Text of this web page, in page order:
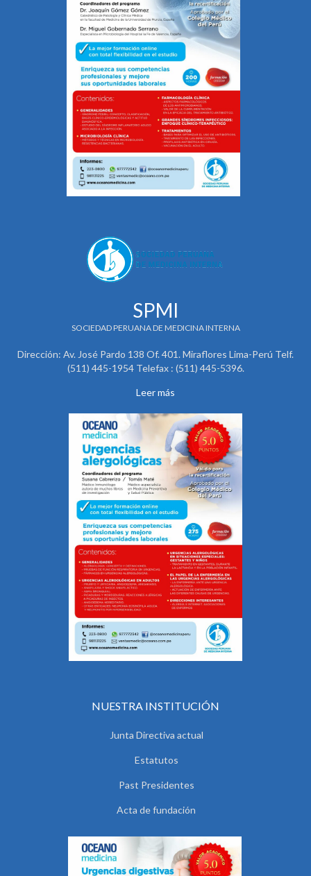
SPMI
SOCIEDAD PERUANA DE MEDICINA INTERNA
Dirección: Av. José Pardo 138 Of. 401. Miraflores Lima-Perú Telf.
(511) 445-1954 Telefax : (511) 445-5396.
Leer más
NUESTRA INSTITUCIÓN
Junta Directiva actual
Estatutos
Past Presidentes
Acta de fundación